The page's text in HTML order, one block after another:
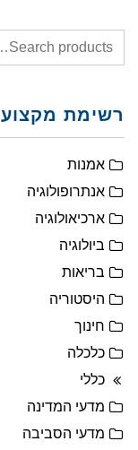
רשימת
אמנות
אנתרופולוגיה
ארכיאולוגיה
ביולוגיה
בריאות
היסטוריה
חינוך
כלכלה
כללי
מדעי המדינה
מדעי הסביבה